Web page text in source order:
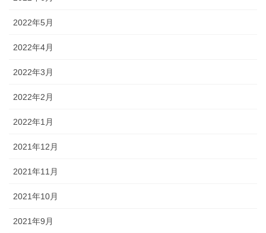
2022年5月
2022年4月
2022年3月
2022年2月
2022年1月
2021年12月
2021年11月
2021年10月
2021年9月